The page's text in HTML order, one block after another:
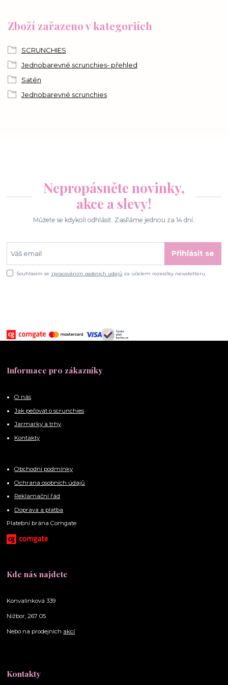
Zboží zařazeno v kategoriích
SCRUNCHIES
Jednobarevné scrunchies- přehled
Satén
Jednobarevné scrunchies
Nepropásněte novinky,
akce a slevy!
Můžete se kdykoli odhlásit. Zasíláme jednou za 14 dní.
Přihlásit se
Souhlasím se zpracováním osobních údajů za účelem rozesílky newsletteru.
Informace pro zákazníky
O nás
Jak pečovat o scrunchies
Jarmarky a trhy
Kontakty
Obchodní podmínky
Ochrana osobních údajů
Reklamační řád
Doprava a platba
Platební brána Comgate
Kde nás najdete
Konvalinková 339
Nižbor, 267 05
Nebo na prodejních akcí
Kontakty